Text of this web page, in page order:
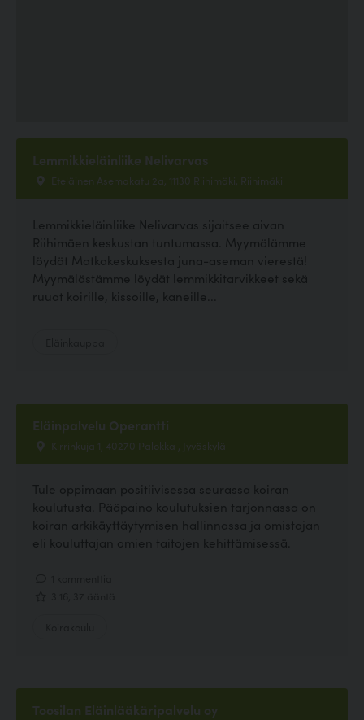
Lemmikkieläinliike Nelivarvas
Eteläinen Asemakatu 2a, 11130 Riihimäki, Riihimäki
Lemmikkieläinliike Nelivarvas sijaitsee aivan
Riihimäen keskustan tuntumassa. Myymälämme
löydät Matkakeskuksesta juna-aseman vierestä!
Myymälästämme löydät lemmikkitarvikkeet sekä
ruuat koirille, kissoille, kaneille...
Eläinpalvelu Operantti
Kirrinkuja 1, 40270 Palokka , Jyväskylä
Tule oppimaan positiivisessa seurassa koiran
koulutusta. Pääpaino koulutuksien tarjonnassa on
koiran arkikäyttäytymisen hallinnassa ja omistajan
eli kouluttajan omien taitojen kehittämisessä.
Toosilan Eläinlääkäripalvelu oy